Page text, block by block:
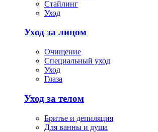
Стайлинг
Уход
Уход за лицом
Очищение
Специальный уход
Уход
Глаза
Уход за телом
Бритье и депиляция
Для ванны и душа